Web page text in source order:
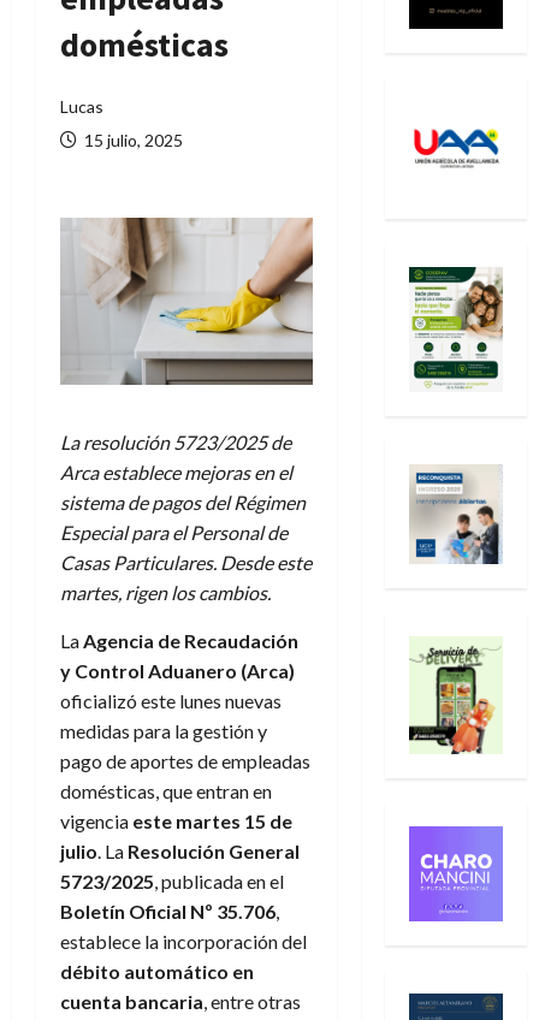
domésticas
Lucas
15 julio, 2025
La resolución 5723/2025 de
Arca establece mejoras en el
sistema de pagos del Régimen
Especial para el Personal de
Casas Particulares. Desde este
martes, rigen los cambios.
LaAgencia de Recaudación
y Control Aduanero (Arca)
oficializó este lunes nuevas
medidas para la gestión y
pago de aportes de empleadas
domésticas, que entran en
vigencia este martes 15 de
julio. La Resolución General
5723/2025, publicada en el
Boletín Oficial Nº 35.706,
establece la incorporación del
débito automático en
cuenta bancaria, entre otras